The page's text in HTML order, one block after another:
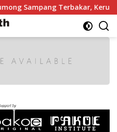
Terbakar, Kerugian